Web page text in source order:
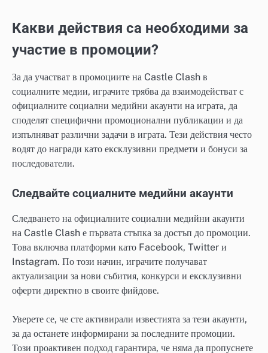
Какви действия са необходими за
участие в промоции?
За да участват в промоциите на Castle Clash в
социалните медии, играчите трябва да взаимодействат с
официалните социални медийни акаунти на играта, да
споделят специфични промоционални публикации и да
изпълняват различни задачи в играта. Тези действия често
водят до награди като ексклузивни предмети и бонуси за
последователи.
Следвайте социалните медийни акаунти
Следването на официалните социални медийни акаунти
на Castle Clash е първата стъпка за достъп до промоции.
Това включва платформи като Facebook, Twitter и
Instagram. По този начин, играчите получават
актуализации за нови събития, конкурси и ексклузивни
оферти директно в своите фийдове.
Уверете се, че сте активирали известията за тези акаунти,
за да останете информирани за последните промоции.
Този проактивен подход гарантира, че няма да пропуснете